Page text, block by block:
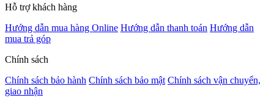
Hỗ trợ khách hàng
Hướng dẫn mua hàng Online Hướng dẫn thanh toán Hướng dẫn
mua trả góp
Chính sách
Chính sách bảo hành Chính sách bảo mật Chính sách vận chuyển,
giao nhận